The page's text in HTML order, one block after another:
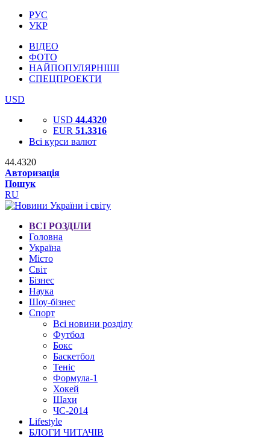
РУС
УКР
ВІДЕО
ФОТО
НАЙПОПУЛЯРНІШІ
СПЕЦПРОЕКТИ
USD
USD 44.4320
EUR 51.3316
Всі курси валют
44.4320
Авторизація
Пошук
RU
ВСІ РОЗДІЛИ
Головна
Україна
Місто
Світ
Бізнес
Наука
Шоу-бізнес
Спорт
Всі новини розділу
Футбол
Бокс
Баскетбол
Теніс
Формула-1
Хокей
Шахи
ЧС-2014
Lifestyle
БЛОГИ ЧИТАЧІВ